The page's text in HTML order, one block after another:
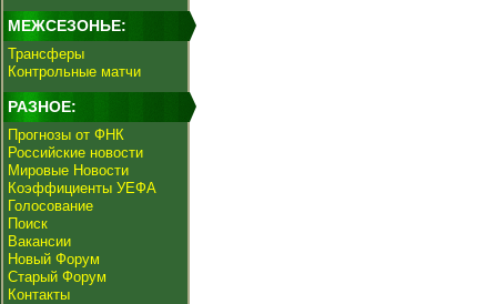
МЕЖСЕЗОНЬЕ:
Трансферы
Контрольные матчи
РАЗНОЕ:
Прогнозы от ФНК
Российские новости
Мировые Новости
Коэффициенты УЕФА
Голосование
Поиск
Вакансии
Новый Форум
Старый Форум
Контакты